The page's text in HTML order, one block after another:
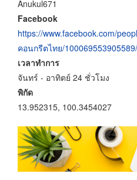
Anukul671
Facebook
https://www.facebook.com/
คอนกรีตไทย/100069553905589/
เวลาทำการ
จันทร์ - อาทิตย์ 24 ชั่วโมง
พิกัด
13.952315, 100.3454027